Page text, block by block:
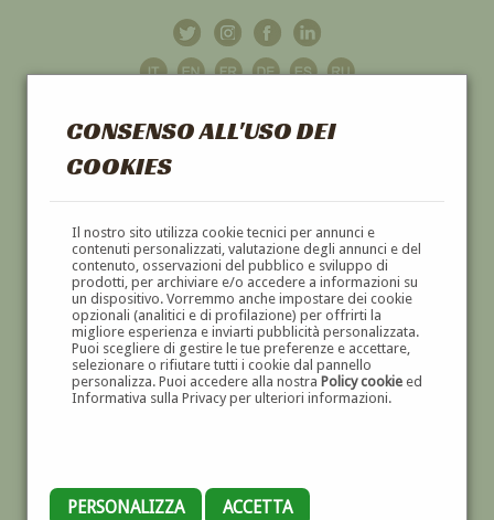
CONSENSO ALL'USO DEI
COOKIES
Il nostro sito utilizza cookie tecnici per annunci e
contenuti personalizzati, valutazione degli annunci e del
contenuto, osservazioni del pubblico e sviluppo di
prodotti, per archiviare e/o accedere a informazioni su
un dispositivo. Vorremmo anche impostare dei cookie
opzionali (analitici e di profilazione) per offrirti la
migliore esperienza e inviarti pubblicità personalizzata.
Puoi scegliere di gestire le tue preferenze e accettare,
selezionare o rifiutare tutti i cookie dal pannello
personalizza. Puoi accedere alla nostra Policy cookieed
Informativa sulla Privacy per ulteriori informazioni.
PERSONALIZZA ACCETTA
GALLERIAD'ARTE
DIPINTI E SCULTURE '800 E '900